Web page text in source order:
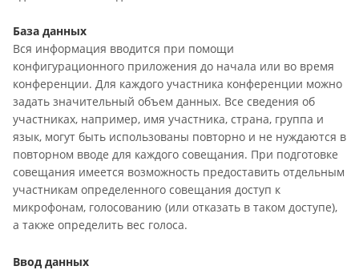
База данных
Вся информация вводится при помощи
конфигурационного приложения до начала или во время
конференции. Для каждого участника конференции можно
задать значительный объем данных. Все сведения об
участниках, например, имя участника, страна, группа и
язык, могут быть использованы повторно и не нуждаются в
повторном вводе для каждого совещания. При подготовке
совещания имеется возможность предоставить отдельным
участникам определенного совещания доступ к
микрофонам, голосованию (или отказать в таком доступе),
а также определить вес голоса.
Ввод данных